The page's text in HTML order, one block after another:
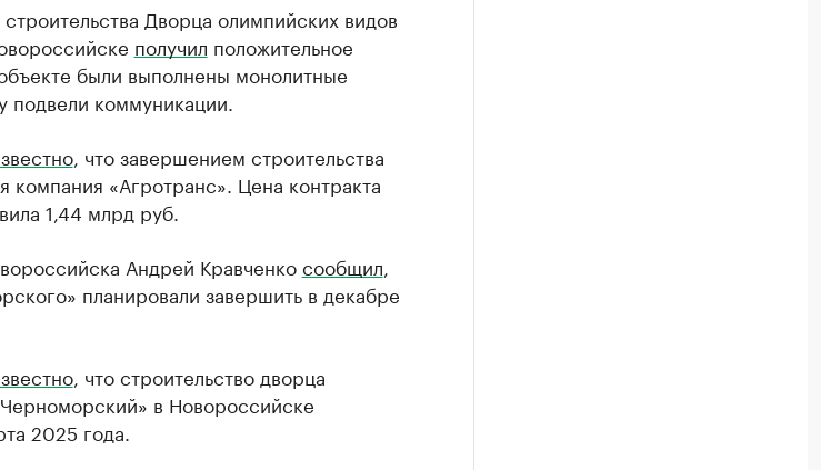
Дворца олимпийских видов
получил положительное
были выполнены монолитные
подвели коммуникации.
, что завершением строительства
компания «Агротранс». Цена контракта
1,44 млрд руб.
Андрей Кравченкосообщил
планировали завершить в декабре
, что строительство дворца
в Новороссийске
2025 года.